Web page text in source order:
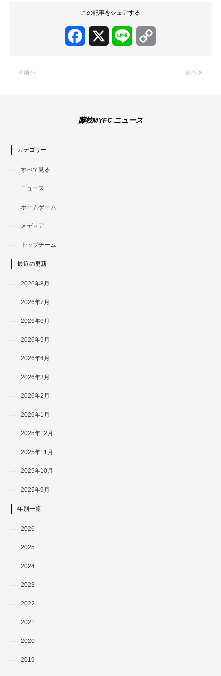
この記事をシェアする
Facebook Line
« 前へ 次へ »
藤枝MYFC ニュース
カテゴリー
すべて見る
ニュース
ホームゲーム
メディア
トップチーム
最近の更新
2026年8月
2026年7月
2026年6月
2026年5月
2026年4月
2026年3月
2026年2月
2026年1月
2025年12月
2025年11月
2025年10月
2025年9月
年別一覧
2026
2025
2024
2023
2022
2021
2020
2019